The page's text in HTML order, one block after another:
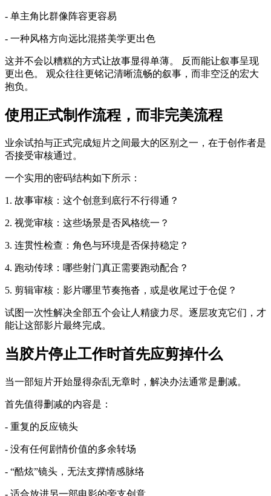
- 单主角比群像阵容更容易
- 一种风格方向远比混搭美学更出色
这并不会以糟糕的方式让故事显得单薄。 反而能让叙事呈现
更出色。 观众往往更铭记清晰流畅的叙事，而非空泛的宏大
抱负。
使用正式制作流程，而非完美流程
业余试拍与正式完成短片之间最大的区别之一，在于创作者是
否接受审核通过。
一个实用的密码结构如下所示：
1. 故事审核：这个创意到底行不行得通？
2. 视觉审核：这些场景是否风格统一？
3. 连贯性检查：角色与环境是否保持稳定？
4. 跑动传球：哪些射门真正需要跑动配合？
5. 剪辑审核：影片哪里节奏拖沓，或是收尾过于仓促？
试图一次性解决全部五个会让人精疲力尽。逐层攻克它们，才
能让这部影片最终完成。
当胶片停止工作时首先应剪掉什么
当一部短片开始显得杂乱无章时，解决办法通常是删减。
首先值得删减的内容是：
- 重复的反应镜头
- 没有任何剧情价值的多余转场
- “酷炫”镜头，无法支撑情感脉络
- 适合放进另一部电影的旁支创意